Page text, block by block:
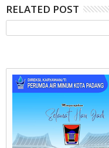
RELATED POST